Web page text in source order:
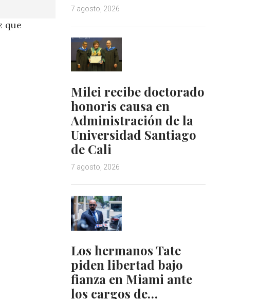
que
7 agosto, 2026
Milei recibe doctorado
honoris causa en
Administración de la
Universidad Santiago
de Cali
7 agosto, 2026
Los hermanos Tate
piden libertad bajo
fianza en Miami ante
los cargos de…